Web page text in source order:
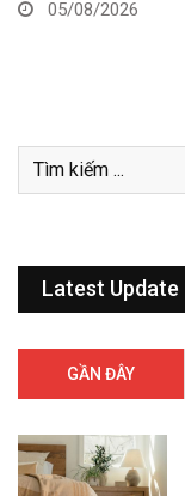
31/07/2026
Latest Update
GẦN ĐÂY